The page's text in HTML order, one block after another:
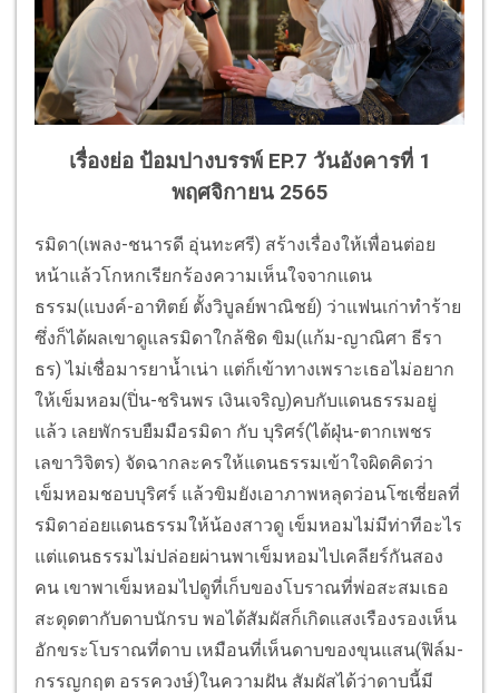
เรื่องย่อ ป้อมปางบรรพ์ EP.7 วันอังคารที่ 1
พฤศจิกายน 2565
รมิดา(เพลง-ชนารดี อุ่นทะศรี) สร้างเรื่องให้เพื่อนต่อย
หน้าแล้วโกหกเรียกร้องความเห็นใจจากแดน
ธรรม(แบงค์-อาทิตย์ ตั้งวิบูลย์พาณิชย์) ว่าแฟนเก่าทำร้าย
ซึ่งก็ได้ผลเขาดูแลรมิดาใกล้ชิด ขิม(แก้ม-ญาณิศา ธีรา
ธร) ไม่เชื่อมารยาน้ำเน่า แต่ก็เข้าทางเพราะเธอไม่อยาก
ให้เข็มหอม(ปิ่น-ชรินพร เงินเจริญ)คบกับแดนธรรมอยู่
แล้ว เลยพักรบยืมมือรมิดา กับ บุริศร์(ไต้ฝุ่น-ตากเพชร
เลขาวิจิตร) จัดฉากละครให้แดนธรรมเข้าใจผิดคิดว่า
เข็มหอมชอบบุริศร์ แล้วขิมยังเอาภาพหลุดว่อนโซเชี่ยลที่
รมิดาอ่อยแดนธรรมให้น้องสาวดู เข็มหอมไม่มีท่าทีอะไร
แต่แดนธรรมไม่ปล่อยผ่านพาเข็มหอมไปเคลียร์กันสอง
คน เขาพาเข็มหอมไปดูที่เก็บของโบราณที่พ่อสะสมเธอ
สะดุดตากับดาบนักรบ พอได้สัมผัสก็เกิดแสงเรืองรองเห็น
อักขระโบราณที่ดาบ เหมือนที่เห็นดาบของขุนแสน(ฟิล์ม-
กรรญกฤต อรรควงษ์)ในความฝัน สัมผัสได้ว่าดาบนี้มี